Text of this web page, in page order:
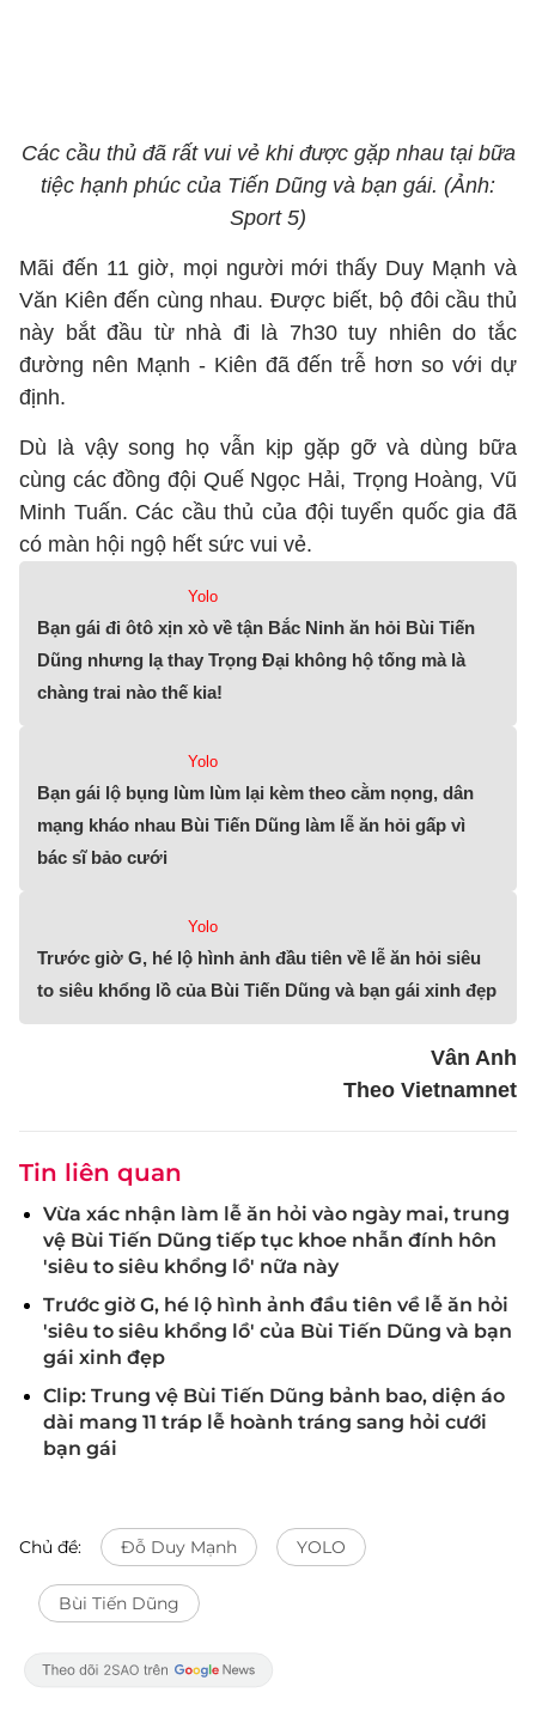
Các cầu thủ đã rất vui vẻ khi được gặp nhau tại bữa
tiệc hạnh phúc của Tiến Dũng và bạn gái. (Ảnh:
Sport 5)
Mãi đến 11 giờ, mọi người mới thấy Duy Mạnh và
Văn Kiên đến cùng nhau. Được biết, bộ đôi cầu thủ
này bắt đầu từ nhà đi là 7h30 tuy nhiên do tắc
đường nên Mạnh - Kiên đã đến trễ hơn so với dự
định.
Dù là vậy song họ vẫn kịp gặp gỡ và dùng bữa
cùng các đồng đội Quế Ngọc Hải, Trọng Hoàng, Vũ
Minh Tuấn. Các cầu thủ của đội tuyển quốc gia đã
có màn hội ngộ hết sức vui vẻ.
Yolo
Bạn gái đi ôtô xịn xò về tận Bắc Ninh ăn hỏi Bùi Tiến
Dũng nhưng lạ thay Trọng Đại không hộ tống mà là
chàng trai nào thế kia!
Yolo
Bạn gái lộ bụng lùm lùm lại kèm theo cằm nọng, dân
mạng kháo nhau Bùi Tiến Dũng làm lễ ăn hỏi gấp vì
bác sĩ bảo cưới
Yolo
Trước giờ G, hé lộ hình ảnh đầu tiên về lễ ăn hỏi siêu
to siêu khổng lồ của Bùi Tiến Dũng và bạn gái xinh đẹp
Vân Anh
Theo Vietnamnet
Tin liên quan
Vừa xác nhận làm lễ ăn hỏi vào ngày mai, trung
vệ Bùi Tiến Dũng tiếp tục khoe nhẫn đính hôn
'siêu to siêu khổng lồ' nữa này
Trước giờ G, hé lộ hình ảnh đầu tiên về lễ ăn hỏi
'siêu to siêu khổng lồ' của Bùi Tiến Dũng và bạn
gái xinh đẹp
Clip: Trung vệ Bùi Tiến Dũng bảnh bao, diện áo
dài mang 11 tráp lễ hoành tráng sang hỏi cưới
bạn gái
Chủ đề: Đỗ Duy Mạnh YOLO
Bùi Tiến Dũng